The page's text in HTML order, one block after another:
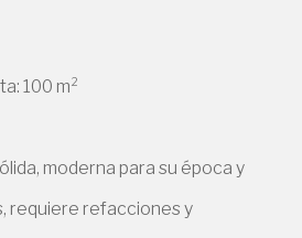
100 m²
moderna para su época y
requiere refacciones y